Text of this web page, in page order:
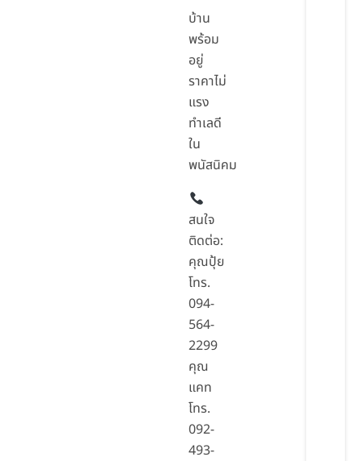
บ้าน
พร้อม
อยู่
ราคาไม่
แรง
ทำเลดี
ใน
พนัสนิคม
สนใจ
ติดต่อ:
คุณปุ้ย
โทร.
094-
564-
2299
คุณ
แคท
โทร.
092-
493-